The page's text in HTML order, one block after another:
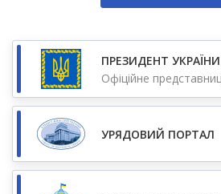
ПРЕЗИДЕНТ УКРАЇНИ
Офіційне
УРЯДОВИЙ ПОРТАЛ